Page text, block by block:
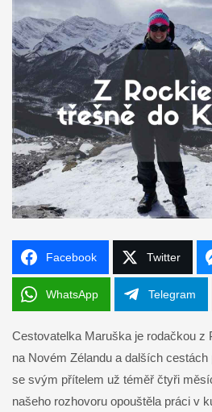
Facebook Twitter
WhatsApp Telegram
Cestovatelka Maruška je rodačkou z
na Novém Zélandu a dalších
se svým přítelem už téměř čtyři
našeho rozhovoru opouštěla práci v